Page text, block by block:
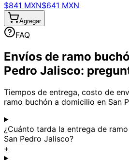
$841 MXN$641 MXN
Agregar
FAQ
Envíos de ramo
Pedro Jalisco:
Tiempos de entrega, costo de
ramo buchón a domicilio en San
¿Cuánto tarda la entrega de
San Pedro Jalisco?
+